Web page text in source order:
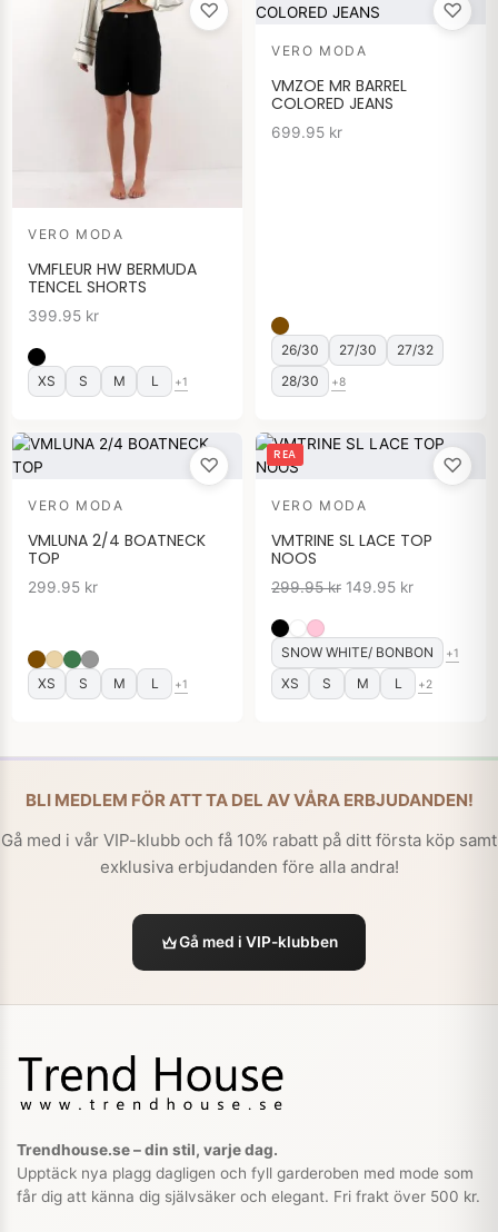
♡
VERO MODA
VMFLEUR HW BERMUDA
TENCEL SHORTS
399.95 kr
XS S M L +1
♡
VERO MODA
VMZOE MR BARREL
COLORED JEANS
699.95 kr
26/30 27/30
27/32
28/30
+8
♡
VERO MODA
VMLUNA 2/4 BOATNECK
TOP
299.95 kr
XS S M L +1
♡
REA
VERO MODA
VMTRINE SL LACE TOP
NOOS
299.95kr
Det
var:
299.95 kr.
149.95 kr
Det
nuvarande
priset
149.95 kr.
SNOW WHITE/ BONBON +1
XS S M L +2
BLI MEDLEM FÖR ATT TA DEL AV VÅRA ERBJUDANDEN!
Gå med i vår VIP-klubb och få 10% rabatt på ditt första köp samt
exklusiva erbjudanden före alla andra!
Gå med i VIP-klubben
Trendhouse.se – din stil, varje dag.
Upptäck nya plagg dagligen och fyll garderoben med mode som
får dig att känna dig självsäker och elegant. Fri frakt över 500 kr.